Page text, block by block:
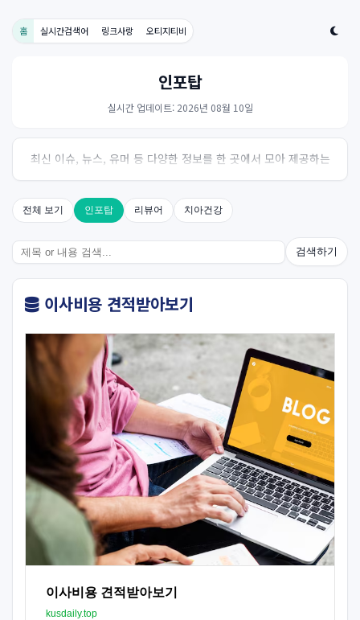
홈 실시간검색어 링크사랑 오티지티비
인포탑
실시간 업데이트: 2026년 08월 10일
최신 이슈, 뉴스, 유머 등 다양한 정보를 한 곳에서 모아 제공하는
사이트입니다. 오늘의 핫이슈를 한눈에 살펴보세요.
전체 보기 인포탑 리뷰어 치아건강
검색하기
이사비용 견적받아보기
이사비용 견적받아보기
kusdaily.top